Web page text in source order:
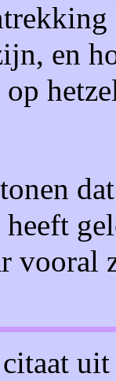
en
op
vooral
citaat uit